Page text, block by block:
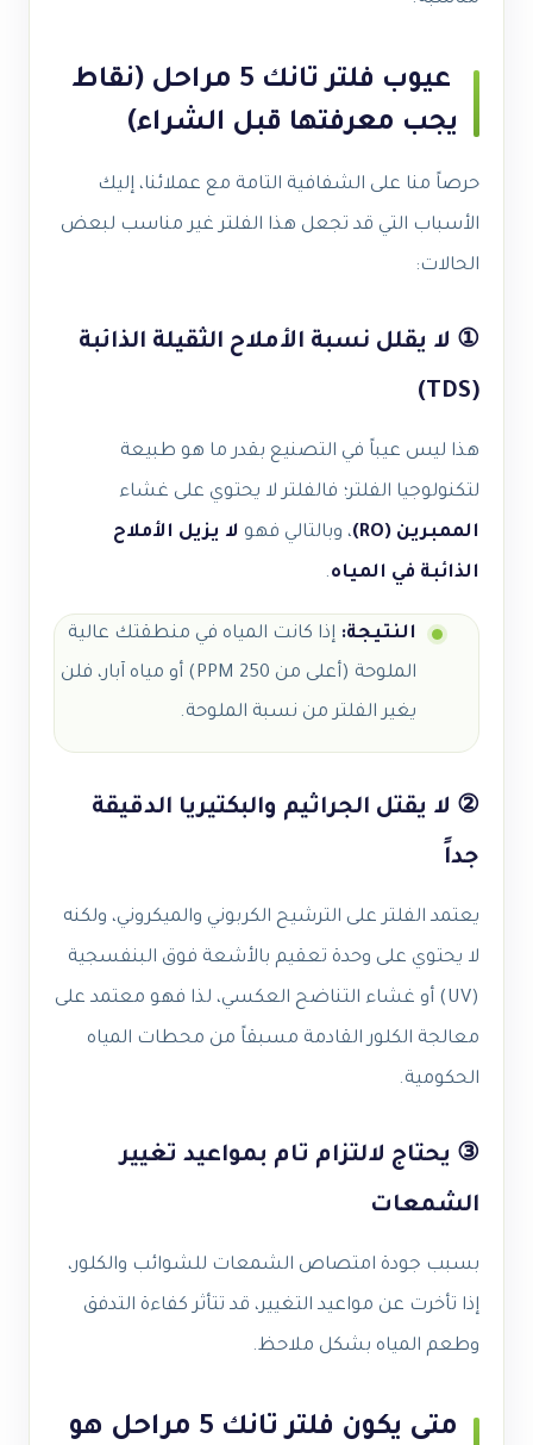
عيوب فلتر تانك 5 مراحل (نقاط
يجب معرفتها قبل الشراء)
حرصاً منا على الشفافية التامة مع عملائنا، إليك
الأسباب التي قد تجعل هذا الفلتر غير مناسب لبعض
الحالات:
① لا يقلل نسبة الأملاح الثقيلة الذائبة
(TDS)
هذا ليس عيباً في التصنيع بقدر ما هو طبيعة
لتكنولوجيا الفلتر؛ فالفلتر لا يحتوي على غشاء
الممبرين (RO)
، وبالتالي فهو لا يزيل الأملاح
الذائبة في المياه.
النتيجة: إذا كانت المياه في منطقتك عالية
الملوحة (أعلى من 250 PPM) أو مياه آبار، فلن
يغير الفلتر من نسبة الملوحة.
② لا يقتل الجراثيم والبكتيريا الدقيقة
جداً
يعتمد الفلتر على الترشيح الكربوني والميكروني، ولكنه
لا يحتوي على وحدة تعقيم بالأشعة فوق البنفسجية
(UV) أو غشاء التناضح العكسي، لذا فهو معتمد على
معالجة الكلور القادمة مسبقاً من محطات المياه
الحكومية.
③ يحتاج لالتزام تام بمواعيد تغيير
الشمعات
بسبب جودة امتصاص الشمعات للشوائب والكلور،
إذا تأخرت عن مواعيد التغيير، قد تتأثر كفاءة التدفق
وطعم المياه بشكل ملاحظ.
متى يكون فلتر تانك 5 مراحل هو